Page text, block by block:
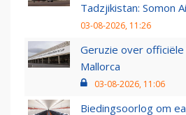
Tadzjikistan: Somon
03-08-2026, 11:26
Geruzie over
Mallorca
03-08-2026, 11:06
Biedingsoorlog om